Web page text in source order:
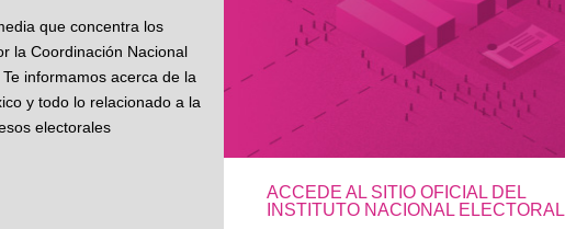
que concentra los
la Coordinación Nacional
informamos acerca de la
y todo lo relacionado a la
electorales
ACCEDE AL SITIO OFICIAL DEL
INSTITUTO NACIONAL ELECTORAL